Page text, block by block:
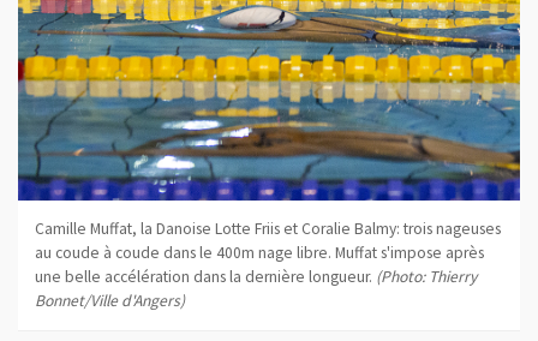
Camille Muffat, la Danoise Lotte Friis et Coralie Balmy: trois nageuses
au coude à coude dans le 400m nage libre. Muffat s'impose après
une belle accélération dans la dernière longueur. (Photo: Thierry
Bonnet/Ville d'Angers)